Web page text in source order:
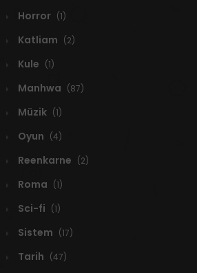
Horror (1)
Katliam (2)
Kule (1)
Manhwa (87)
Müzik (1)
Oyun (4)
Reenkarne (2)
Roma (1)
Sci-fi (1)
Sistem (17)
Tarih (47)